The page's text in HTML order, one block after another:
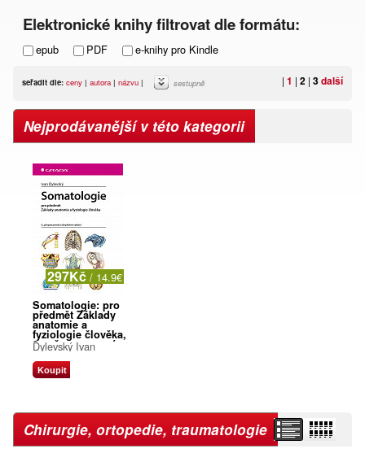
Elektronické knihy filtrovat dle formátu:
epub PDF e-knihy pro Kindle
| 1 | 2 | 3další
seřadit dle: ceny | autora | názvu | sestupně
Nejprodávanější v této kategorii
297Kč / 14.9€
Somatologie: pro
předmět Základy
anatomie a
fyziologie člověka,
3., přepracované a
doplněné vydání
Dylevský Ivan
Koupit
Chirurgie, ortopedie, traumatologie